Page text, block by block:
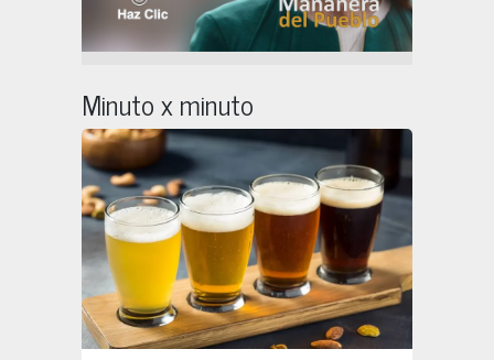
Minuto x minuto